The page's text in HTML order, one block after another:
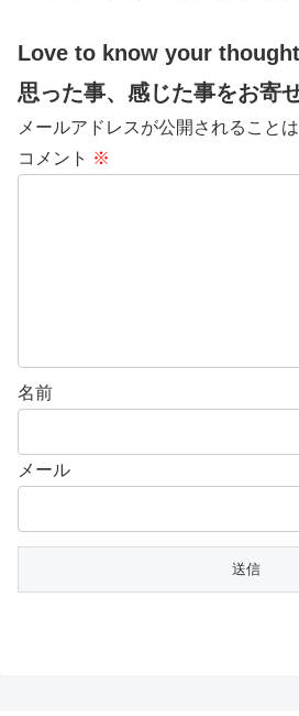
Love to know your
思った事、感じた事をお寄
メールアドレスが公開されることは
コメント ※
名前
メール